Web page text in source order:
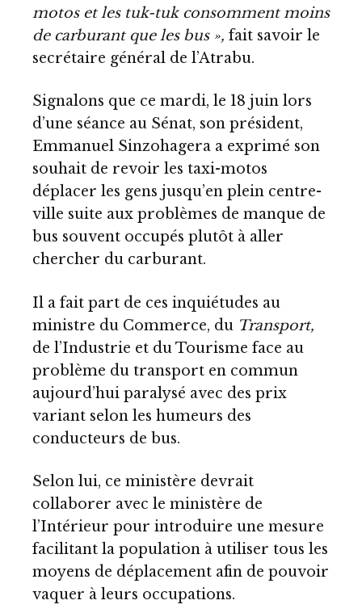
motos et les tuk-tuk consomment moins
de carburant que les bus », fait savoir le
secrétaire général de l’Atrabu.
Signalons que ce mardi, le 18 juin lors
d’une séance au Sénat, son président,
Emmanuel Sinzohagera a exprimé son
souhait de revoir les taxi-motos
déplacer les gens jusqu’en plein centre-
ville suite aux problèmes de manque de
bus souvent occupés plutôt à aller
chercher du carburant.
Il a fait part de ces inquiétudes au
ministre du Commerce, du Transport,
de l’Industrie et du Tourisme face au
problème du transport en commun
aujourd’hui paralysé avec des prix
variant selon les humeurs des
conducteurs de bus.
Selon lui, ce ministère devrait
collaborer avec le ministère de
l’Intérieur pour introduire une mesure
facilitant la population à utiliser tous les
moyens de déplacement afin de pouvoir
vaquer à leurs occupations.